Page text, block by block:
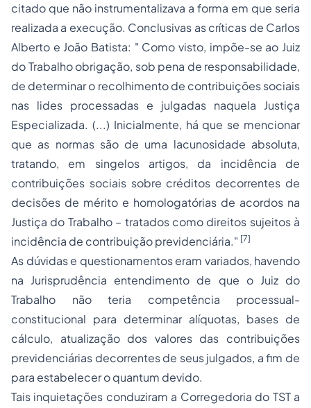
citado que não instrumentalizava a forma em que seria
realizada a execução. Conclusivas as críticas de Carlos
Alberto e João Batista: " Como visto, impõe-se ao Juiz
do Trabalho obrigação, sob pena de responsabilidade,
de determinar o recolhimento de contribuições sociais
nas lides processadas e julgadas naquela Justiça
Especializada. (...) Inicialmente, há que se mencionar
que as normas são de uma lacunosidade absoluta,
tratando, em singelos artigos, da incidência de
contribuições sociais sobre créditos decorrentes de
decisões de mérito e homologatórias de acordos na
Justiça do Trabalho – tratados como direitos sujeitos à
incidência de contribuição previdenciária." [7]
As dúvidas e questionamentos eram variados, havendo
na Jurisprudência entendimento de que o Juiz do
Trabalho não teria competência processual-
constitucional para determinar alíquotas, bases de
cálculo, atualização dos valores das contribuições
previdenciárias decorrentes de seus julgados, a fim de
para estabelecer oquantum devido.
Tais inquietações conduziram a Corregedoria do TST a